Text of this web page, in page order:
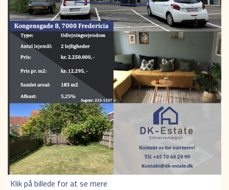
Klik på billede for at se mere